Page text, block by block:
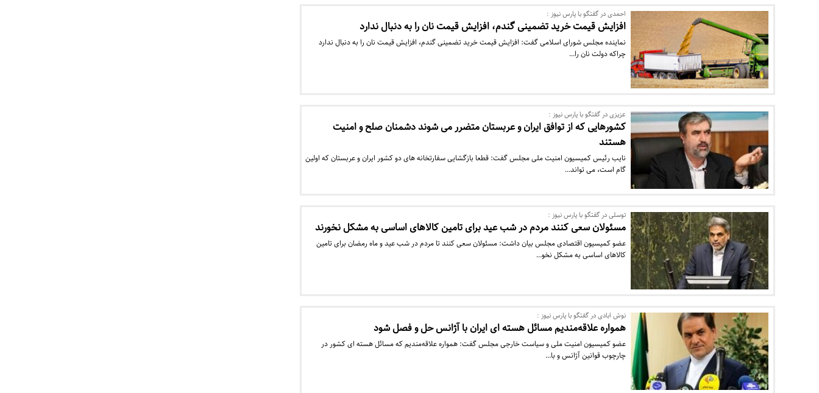
احمدی در گفتگو با پارس نیوز :
افزایش قیمت خرید تضمینی گندم، افزایش قیمت نان را به دنبال ندارد
نماینده مجلس شورای اسلامی گفت: افزایش قیمت خرید تضمینی گندم، افزایش قیمت نان را به دنبال ندارد
چراکه دولت نان را…
عزیزی در گفتگو با پارس نیوز :
کشورهایی که از توافق ایران و عربستان متضرر می شوند دشمنان صلح و امنیت
هستند
نایب رئیس کمیسیون امنیت ملی مجلس گفت: قطعا بازگشایی سفارتخانه های دو کشور ایران و عربستان که اولین
گام است، می تواند…
توسلی در گفتگو با پارس نیوز :
مسئولان سعی کنند مردم در شب عید برای تامین کالاهای اساسی به مشکل نخورند
عضو کمیسیون اقتصادی مجلس بیان داشت: مسئولان سعی کنند تا مردم در شب عید و ماه رمضان برای تامین
کالاهای اساسی به مشکل نخو…
نوش ابادی در گفتگو با پارس نیوز :
همواره علاقه‌مندیم مسائل هسته ای ایران با آژانس حل و فصل شود
عضو کمیسیون امنیت ملی و سیاست خارجی مجلس گفت: همواره علاقه‌مندیم که مسائل هسته ای کشور در
چارچوب قوانین آژانس و با…